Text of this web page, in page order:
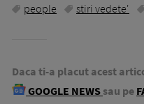
people
stiri vedete'
Daca ti-a placut acest
GOOGLE NEWS sau pe